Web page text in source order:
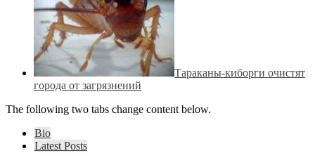
Тараканы-киборги очистят
города от загрязнений
The following two tabs change content below.
Bio
Latest Posts